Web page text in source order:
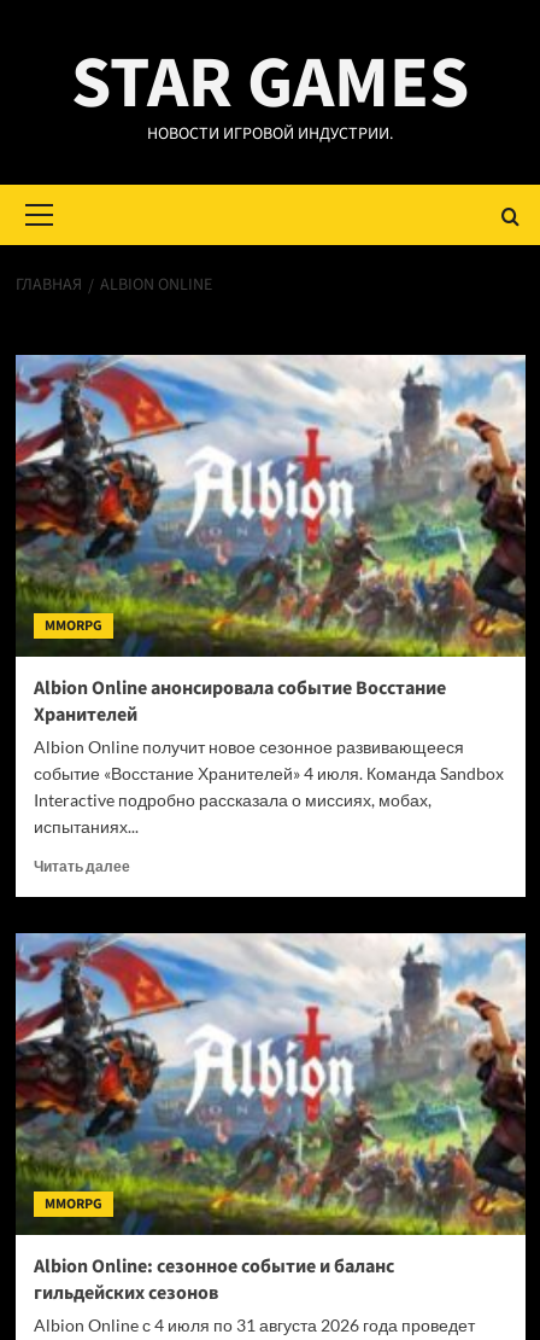
содержимомуSTAR GAMES
НОВОСТИ ИГРОВОЙ ИНДУСТРИИ.
меню
ГЛАВНАЯ ALBION ONLINE
MMORPG
Albion Online анонсировала событие Восстание
Хранителей
Albion Online получит новое сезонное развивающееся
событие «Восстание Хранителей» 4 июля. Команда Sandbox
Interactive подробно рассказала о миссиях, мобах,
испытаниях...
Читать далееПрочитать
Albion
Online
анонсировала
событие
Восстание
Хранителей
MMORPG
Albion Online: сезонное событие и баланс
гильдейских сезонов
Albion Online с 4 июля по 31 августа 2026 года проведет